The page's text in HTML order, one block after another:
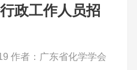
政工作人员招
作者：广东省化学学会